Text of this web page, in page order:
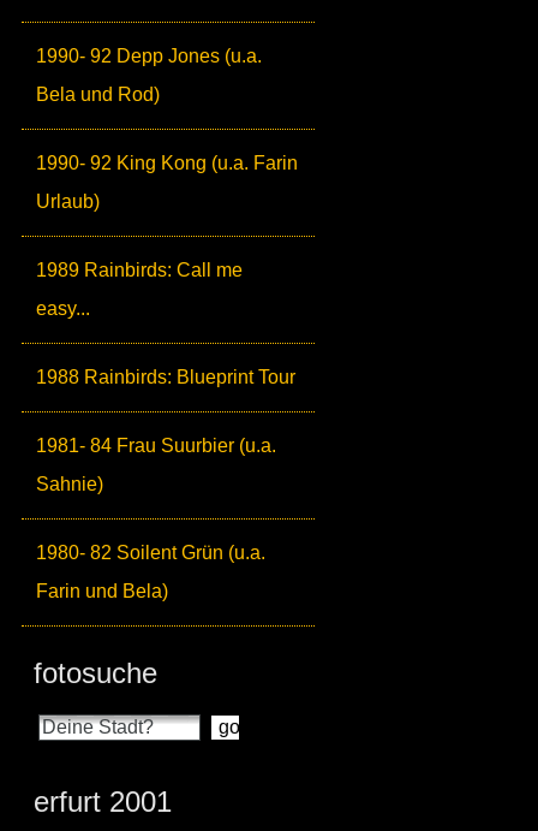
1990- 92 Depp Jones (u.a.
Bela und Rod)
1990- 92 King Kong (u.a. Farin
Urlaub)
1989 Rainbirds: Call me
easy...
1988 Rainbirds: Blueprint Tour
1981- 84 Frau Suurbier (u.a.
Sahnie)
1980- 82 Soilent Grün (u.a.
Farin und Bela)
fotosuche
erfurt 2001